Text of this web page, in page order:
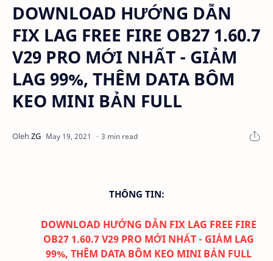
DOWNLOAD HƯỚNG DẪN
FIX LAG FREE FIRE OB27 1.60.7
V29 PRO MỚI NHẤT - GIẢM
LAG 99%, THÊM DATA BÔM
KEO MINI BẢN FULL
3 min read
THÔNG TIN:
DOWNLOAD HƯỚNG DẪN FIX LAG FREE FIRE
OB27 1.60.7V29 PRO MỚI NHẤT - GIẢM LAG
99%, THÊM DATA BÔM KEO MINI BẢN FULL